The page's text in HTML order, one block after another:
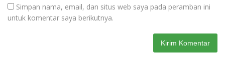
Simpan nama, email, dan situs web saya pada peramban ini
untuk komentar saya berikutnya.